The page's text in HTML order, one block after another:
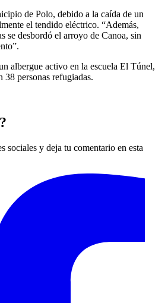
de Polo, debido a la caída de un
el tendido eléctrico. “Además,
se desbordó el arroyo de Canoa, sin
albergue activo en la escuela El Túnel,
personas refugiadas.
sociales y deja tu comentario en esta